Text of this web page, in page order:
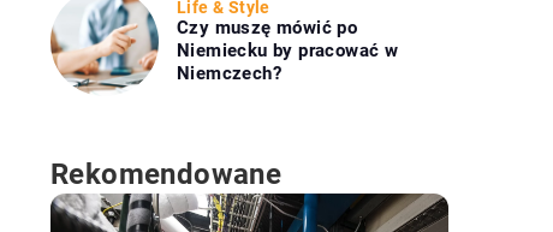
Life & Style
Czy muszę mówić po
Niemiecku by pracować w
Niemczech?
Rekomendowane